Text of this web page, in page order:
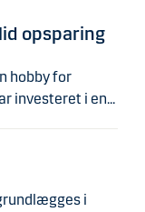
opsparing
hobby for
investeret i en...
i